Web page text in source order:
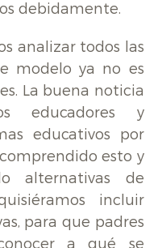
debidamente.
analizar todos las
modelo ya no es
La buena noticia
educadores y
educativos por
esto y
alternativas de
incluir
para que padres
a qué se